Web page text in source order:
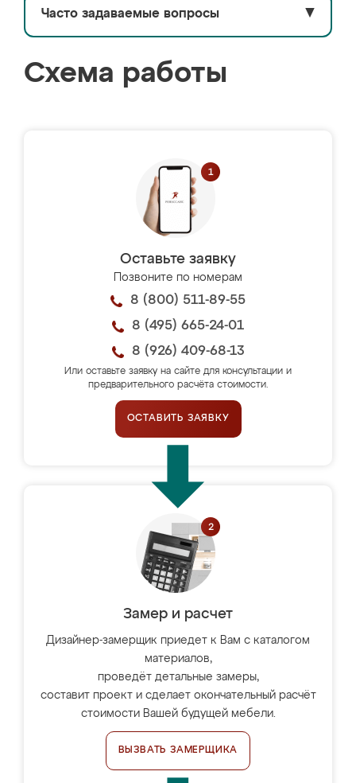
Часто задаваемые вопросы ▼
Схема работы
Оставьте заявку
Позвоните по номерам
8 (800) 511-89-55
8 (495) 665-24-01
8 (926) 409-68-13
Или оставьте заявку на сайте для консультации и
предварительного расчёта стоимости.
ОСТАВИТЬ ЗАЯВКУ
Замер и расчет
Дизайнер-замерщик приедет к Вам с каталогом
материалов,
проведёт детальные замеры,
составит проект и сделает окончательный расчёт
стоимости Вашей будущей мебели.
ВЫЗВАТЬ ЗАМЕРЩИКА